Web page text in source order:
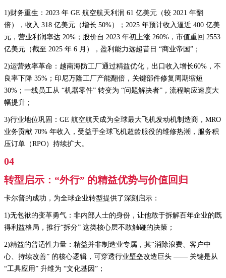
1)财务重生：2023 年 GE 航空航天利润 61 亿美元（较 2021 年翻
倍），收入 318 亿美元（增长 50%）；2025 年预计收入逼近 400 亿美
元，营业利润率达 20%；股价自 2023 年初上涨 260%，市值重回 2553
亿美元（截至 2025 年 6 月），盈利能力远超昔日 “商业帝国”；
2)运营效率革命：越南海防工厂通过精益优化，出口收入增长60%，不
良率下降 35%；印尼万隆工厂产能翻倍，关键部件修复周期缩短
30%；一线员工从 “机器零件” 转变为 “问题解决者”，流程响应速度大
幅提升；
3)行业地位巩固：GE 航空航天成为全球最大飞机发动机制造商，MRO
业务贡献 70% 年收入，受益于全球飞机超龄服役的维修热潮，服务积
压订单（RPO）持续扩大。
04
转型启示：“外行” 的精益优势与价值回归
卡尔普的成功，为全球企业转型提供了深刻启示：
1)无包袱的变革勇气：非内部人士的身份，让他敢于拆解百年企业的既
得利益格局，推行“拆分” 这类核心层不敢触碰的决策；
2)精益的普适性力量：精益并非制造业专属，其“消除浪费、客户中
心、持续改善” 的核心逻辑，可穿透行业壁垒改造巨头 —— 关键是从
“工具应用” 升维为 “文化基因”；